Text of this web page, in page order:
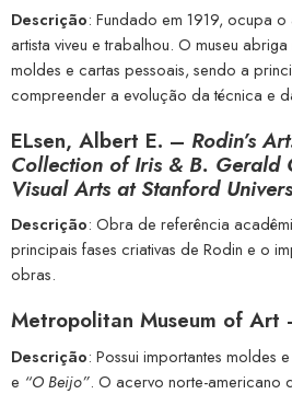
Descrição: Fundado em 1919, ocupa
artista viveu e trabalhou. O museu
moldes e cartas pessoais, sendo a
compreender a evolução da técnica e
ELsen, Albert E. – Rodin’s
Collection of Iris & B. Gerald
Visual Arts at Stanford
Descrição: Obra de referência
principais fases criativas de Rodin e o
obras.
Metropolitan Museum of Art
Descrição: Possui importantes moldes
e “O Beijo”. O acervo norte-americano